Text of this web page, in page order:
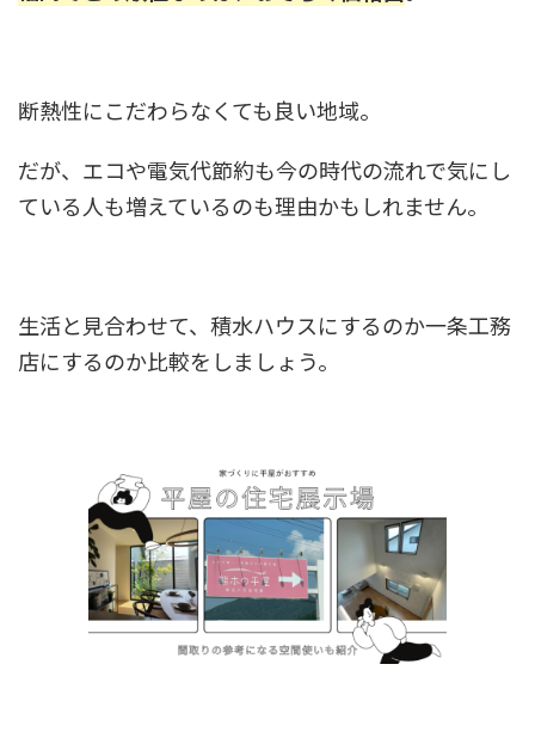
断熱性にこだわらなくても良い地域。
だが、エコや電気代節約も今の時代の流れで気にし
ている人も増えているのも理由かもしれません。
生活と見合わせて、積水ハウスにするのか一条工務
店にするのか比較をしましょう。